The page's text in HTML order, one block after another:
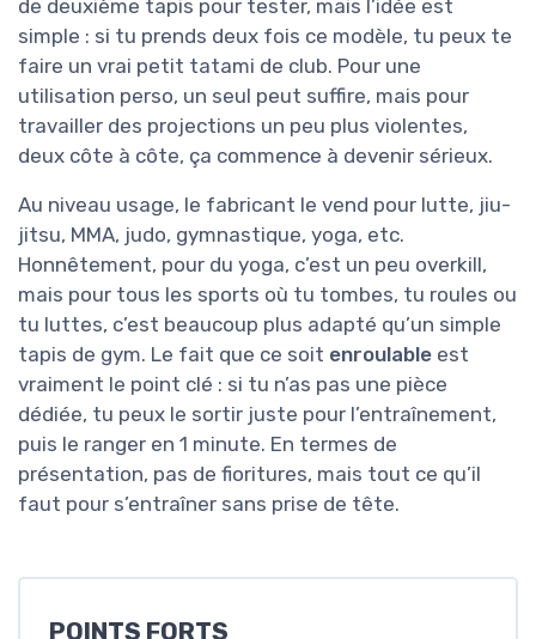
de deuxième tapis pour tester, mais l’idée est
simple : si tu prends deux fois ce modèle, tu peux te
faire un vrai petit tatami de club. Pour une
utilisation perso, un seul peut suffire, mais pour
travailler des projections un peu plus violentes,
deux côte à côte, ça commence à devenir sérieux.
Au niveau usage, le fabricant le vend pour lutte, jiu-
jitsu, MMA, judo, gymnastique, yoga, etc.
Honnêtement, pour du yoga, c’est un peu overkill,
mais pour tous les sports où tu tombes, tu roules ou
tu luttes, c’est beaucoup plus adapté qu’un simple
tapis de gym. Le fait que ce soit enroulable est
vraiment le point clé : si tu n’as pas une pièce
dédiée, tu peux le sortir juste pour l’entraînement,
puis le ranger en 1 minute. En termes de
présentation, pas de fioritures, mais tout ce qu’il
faut pour s’entraîner sans prise de tête.
POINTS FORTS